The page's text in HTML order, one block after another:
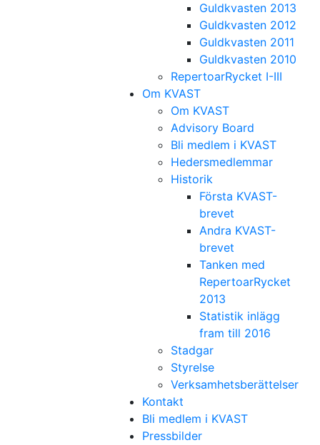
Guldkvasten 2013
Guldkvasten 2012
Guldkvasten 2011
Guldkvasten 2010
RepertoarRycket I-III
Om KVAST
Om KVAST
Advisory Board
Bli medlem i KVAST
Hedersmedlemmar
Historik
Första KVAST-
brevet
Andra KVAST-
brevet
Tanken med
RepertoarRycket
2013
Statistik inlägg
fram till 2016
Stadgar
Styrelse
Verksamhetsberättelser
Kontakt
Bli medlem i KVAST
Pressbilder